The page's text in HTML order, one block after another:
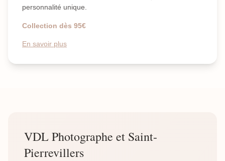
personnalité unique.
Collection dès 95€
En savoir plus
VDL Photographe et Saint-
Pierrevillers